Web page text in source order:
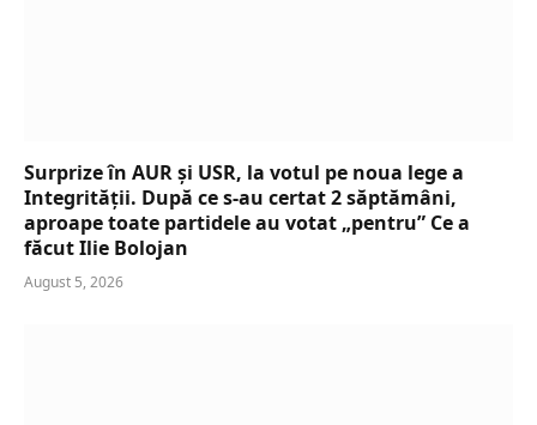
Surprize în AUR și USR, la votul pe noua lege a
Integrității. După ce s-au certat 2 săptămâni,
aproape toate partidele au votat „pentru” Ce a
făcut Ilie Bolojan
August 5, 2026